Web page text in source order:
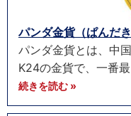
パンダ金貨（ぱんだ
パンダ金貨とは、中
K24の金貨で、一番最
続きを読む »